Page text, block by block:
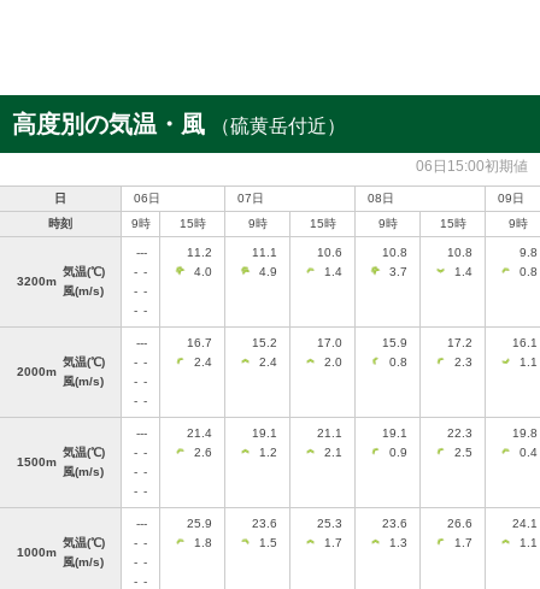
高度別の気温・風 （硫黄岳付近）
06日15:00初期値
日 06日 07日 08日
09日
時刻
9時 15時 9時 15時 9時 15時 9時
3200m
気温(℃)
風(m/s)
---
-
-
-
-
-
-
11.2
4.0
11.1
4.9
10.6
1.4
10.8
3.7
10.8
1.4
9.8
0.8
2000m
気温(℃)
風(m/s)
---
-
-
-
-
-
-
16.7
2.4
15.2
2.4
17.0
2.0
15.9
0.8
17.2
2.3
16.1
1.1
1500m
気温(℃)
風(m/s)
---
-
-
-
-
-
-
21.4
2.6
19.1
1.2
21.1
2.1
19.1
0.9
22.3
2.5
19.8
0.4
1000m
気温(℃)
風(m/s)
---
-
-
-
-
-
-
25.9
1.8
23.6
1.5
25.3
1.7
23.6
1.3
26.6
1.7
24.1
1.1